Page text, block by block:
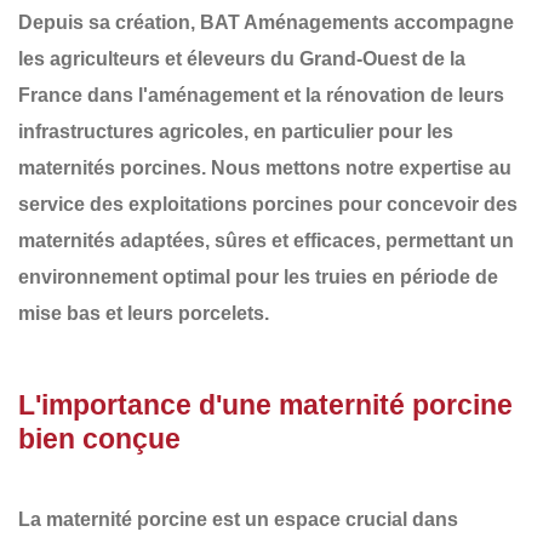
Depuis sa création, BAT Aménagements accompagne
les agriculteurs et éleveurs du Grand-Ouest de la
France dans l'aménagement et la rénovation de leurs
infrastructures agricoles, en particulier pour les
maternités porcines. Nous mettons notre expertise au
service des exploitations porcines pour concevoir des
maternités adaptées, sûres et efficaces, permettant un
environnement optimal pour les truies en période de
mise bas et leurs porcelets.
L'importance d'une maternité porcine
bien conçue
La maternité porcine est un espace crucial dans